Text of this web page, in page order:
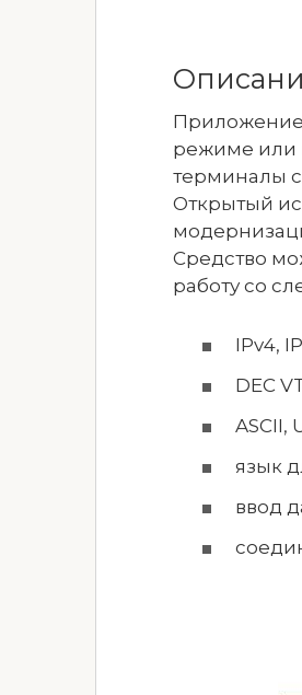
Приложение
режиме или
терминалы
Открытый
Средство
работу со
IPv4,
DEC
ASCII,
язык
ввод